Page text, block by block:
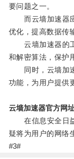
要问题之一。
而云墙加速器应
优化，提高数据传
云墙加速器的工
和解密算法，保护
同时，云墙加速
功能，为用户提供
云墙加速器官方网
在信息安全日益
疑将为用户的网络
#3#